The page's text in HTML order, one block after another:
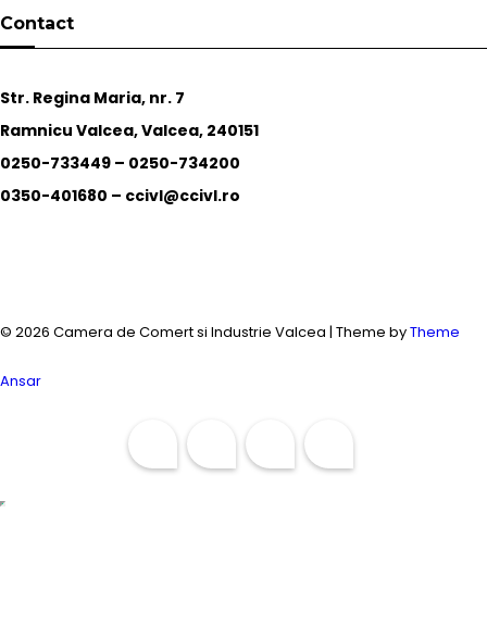
Contact
Str. Regina Maria, nr. 7
Ramnicu Valcea, Valcea, 240151
0250-733449 – 0250-734200
0350-401680 – ccivl@ccivl.ro
© 2026 Camera de Comert si Industrie Valcea | Theme byTheme
Ansar